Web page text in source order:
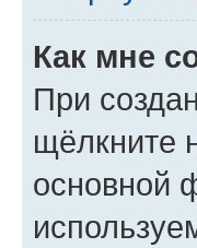
Как мне
При
щёлкните
основной